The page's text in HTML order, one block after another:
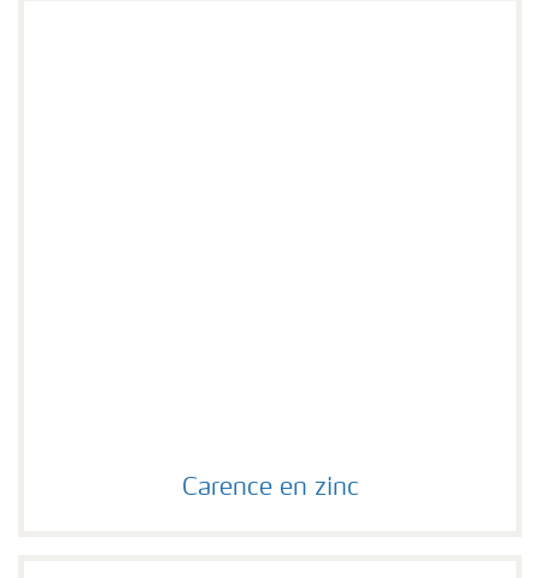
Carence en zinc
Carence en zinc